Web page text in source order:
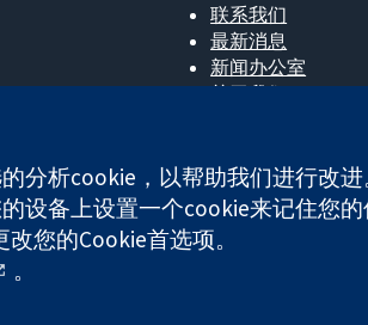
联系我们
最新消息
新闻办公室
关于我们
in England & Wales. VAT registration
分析cookie，以帮助我们进行改
设备上设置一个cookie来记住您的
您的Cookie首选项。
。